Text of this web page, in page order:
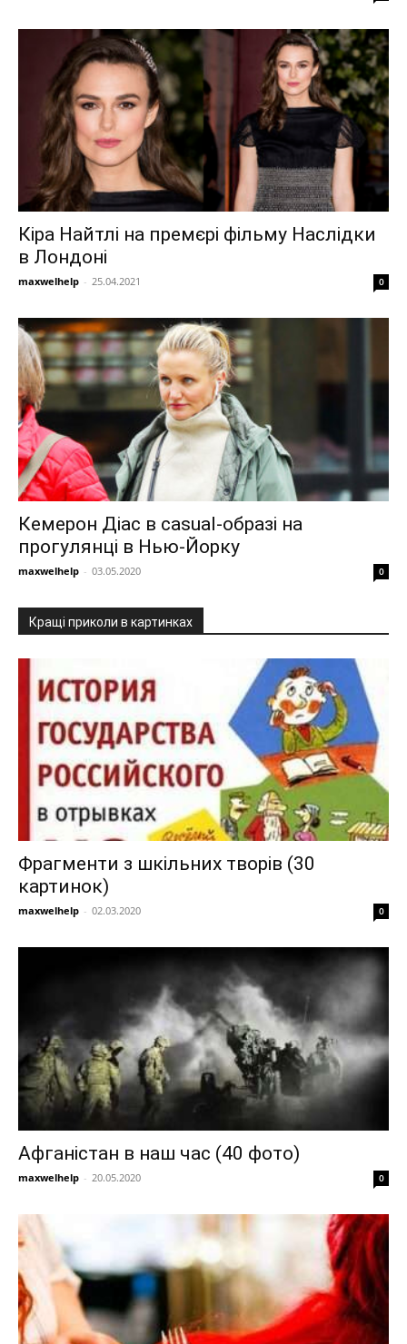
Кіра Найтлі на премєрі фільму Наслідки
в Лондоні
maxwelhelp - 25.04.2021 0
Кемерон Діас в casual-образі на
прогулянці в Нью-Йорку
maxwelhelp - 03.05.2020 0
Кращі приколи в картинках
Фрагменти з шкільних творів (30
картинок)
maxwelhelp - 02.03.2020 0
Афганістан в наш час (40 фото)
maxwelhelp - 20.05.2020 0